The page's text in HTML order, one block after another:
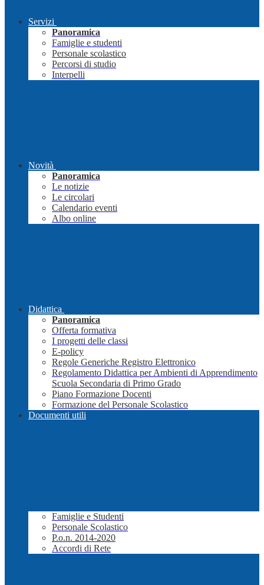
Servizi
Panoramica
Famiglie e studenti
Personale scolastico
Percorsi di studio
Interpelli
Novità
Panoramica
Le notizie
Le circolari
Calendario eventi
Albo online
Didattica
Panoramica
Offerta formativa
I progetti delle classi
E-policy
Regole Generiche Registro Elettronico
Regolamento Didattica per Ambienti di Apprendimento
Scuola Secondaria di Primo Grado
Piano Formazione Docenti
Formazione del Personale Scolastico
Documenti utili
Famiglie e Studenti
Personale Scolastico
P.o.n. 2014-2020
Accordi di Rete